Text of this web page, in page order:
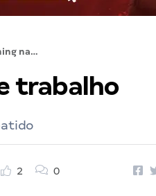
Straining nas relações de trabalho
trabalho
2 0